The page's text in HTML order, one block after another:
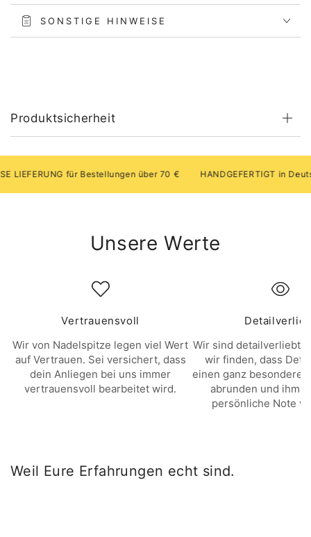
SONSTIGE HINWEISE
Produktsicherheit
für Bestellungen über 70 € HANDGEFERTIGT in
Unsere Werte
Vertrauensvoll
Wir von Nadelspitze legen viel Wert
auf Vertrauen. Sei versichert, dass
dein Anliegen bei uns immer
vertrauensvoll bearbeitet wird.
Wir sind detailverliebt.
wir finden, dass
einen ganz
abrunden und ihm
persönliche Note
Weil Eure Erfahrungen echt sind.